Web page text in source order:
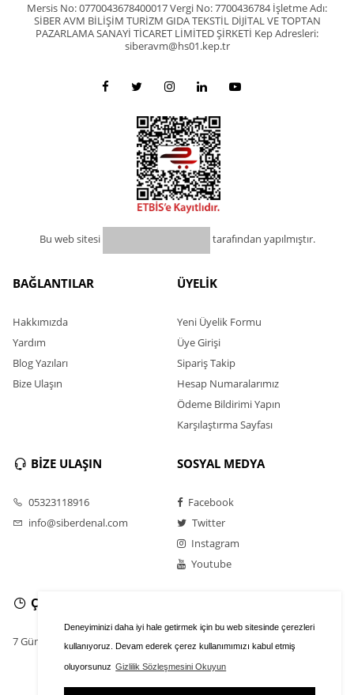
Deneyiminizi daha iyi hale getirmek için bu web sitesinde çerezleri
kullanıyoruz. Devam ederek çerez kullanımımızı kabul etmiş
oluyorsunuz Gizlilik Sözleşmesini Okuyun
Mersis No: 0770043678400017 Vergi No: 7700436784 İşletme Adı:
SİBER AVM BİLİŞİM TURİZM GIDA TEKSTİL DİJİTAL VE TOPTAN
PAZARLAMA SANAYİ TİCARET LİMİTED ŞİRKETİ Kep Adresleri:
siberavm@hs01.kep.tr
Bu web sitesi tarafından yapılmıştır.
BAĞLANTILAR
Hakkımızda
Yardım
Blog Yazıları
Bize Ulaşın
ÜYELİK
Yeni Üyelik Formu
Üye Girişi
Sipariş Takip
Hesap Numaralarımız
Ödeme Bildirimi Yapın
Karşılaştırma Sayfası
BİZE ULAŞIN
05323118916
info@siberdenal.com
SOSYAL MEDYA
Facebook
Twitter
Instagram
Youtube
ÇALIŞMA SAATLERİ
7 Gün / 24 Saat